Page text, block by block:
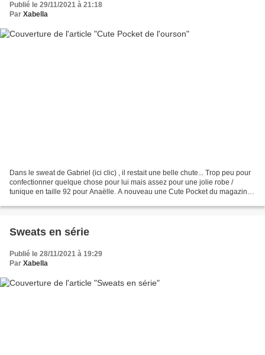
Publié le 29/11/2021 à 21:18
Par Xabella
Dans le sweat de Gabriel (ici clic) , il restait une belle chute... Trop peu pour
confectionner quelque chose pour lui mais assez pour une jolie robe /
tunique en taille 92 pour Anaëlle. A nouveau une Cute Pocket du magazine
Sweats en série
Publié le 28/11/2021 à 19:29
Par Xabella